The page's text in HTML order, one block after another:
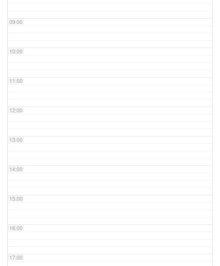
09:00
10:00
11:00
12:00
13:00
14:00
15:00
16:00
17:00